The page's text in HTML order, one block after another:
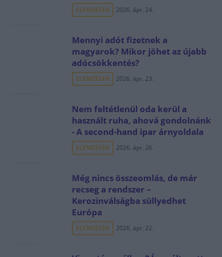
ELEMZÉSEK 2026. ápr. 24.
Mennyi adót fizetnek a
magyarok? Mikor jöhet az újabb
adócsökkentés?
ELEMZÉSEK 2026. ápr. 23.
Nem feltétlenül oda kerül a
használt ruha, ahová gondolnánk
- A second-hand ipar árnyoldala
ELEMZÉSEK 2026. ápr. 26.
Még nincs összeomlás, de már
recseg a rendszer –
Kerozinválságba süllyedhet
Európa
ELEMZÉSEK 2026. ápr. 22.